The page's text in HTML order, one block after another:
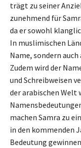
trägt zu seiner
zunehmend für
da er sowohl
In muslimischen
Name, sondern
Zudem wird der
und Schreibweisen
der arabischen
machen Samra zu
in den kommenden
Bedeutung